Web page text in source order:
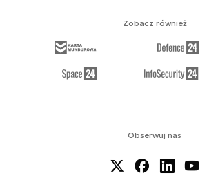
Obserwuj nas
Zobacz również